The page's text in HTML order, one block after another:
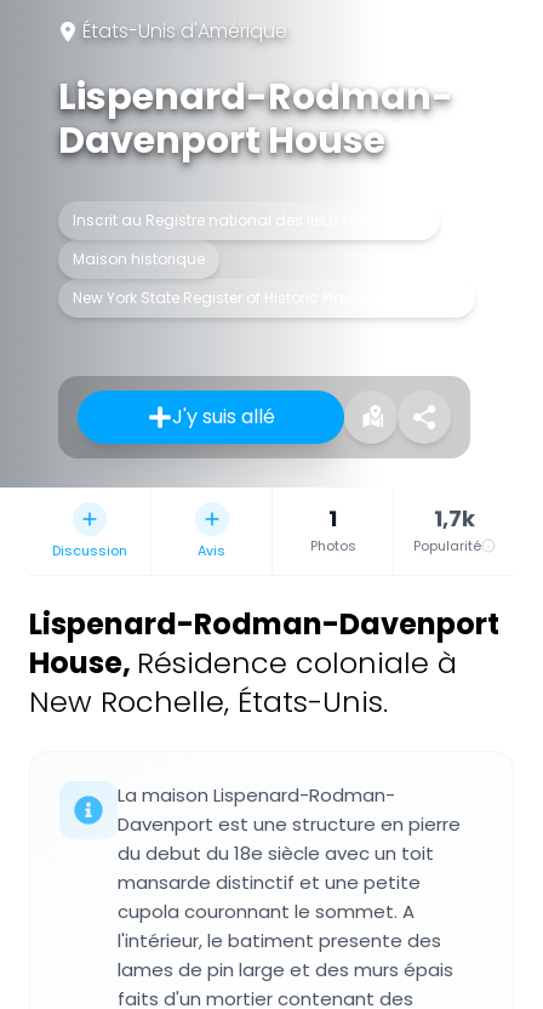
États-Unis d'Amérique
Lispenard-Rodman-
Davenport House
Inscrit au Registre national des lieux historiques
Maison historique
New York State Register of Historic Places listed place
J'y suis allé
Discussion Avis
1
Photos
1,7k
Popularité
Lispenard-Rodman-Davenport
House, Résidence coloniale à
New Rochelle, États-Unis.
La maison Lispenard-Rodman-
Davenport est une structure en pierre
du debut du 18e siècle avec un toit
mansarde distinctif et une petite
cupola couronnant le sommet. A
l'intérieur, le batiment presente des
lames de pin large et des murs épais
faits d'un mortier contenant des